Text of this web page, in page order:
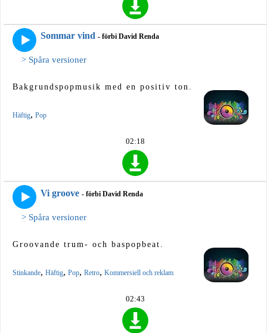
Sommar vind - förbi David Renda
> Spåra versioner
Bakgrundspopmusik med en positiv ton.
Häftig, Pop
02:18
Vi groove - förbi David Renda
> Spåra versioner
Groovande trum- och baspopbeat.
Stinkande, Häftig, Pop, Retro, Kommersiell och reklam
02:43